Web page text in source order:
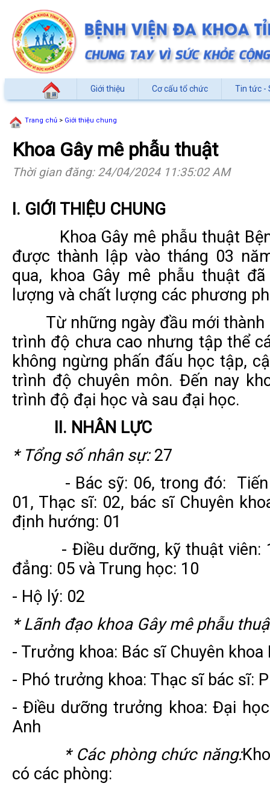
Giới thiệu Cơ cấu tổ chức Tin tức -
Trang chủ > Giới thiệu chung
Khoa Gây mê phẫu thuật
Thời gian đăng: 24/04/2024 11:35:02 AM
I. GIỚI THIỆU CHUNG
Khoa Gây mê phẫu thuật
được thành lập vào tháng 03
qua, khoa Gây mê phẫu thuật
lượng và chất lượng các phương
Từ những ngày đầu mới thành
trình độ chưa cao nhưng tập thể
không ngừng phấn đấu học tập,
trình độ chuyên môn. Đến nay
trình độ đại học và sau đại học.
II. NHÂN LỰC
* Tổng số nhân sự:27
- Bác sỹ: 06, trong đó:
01, Thạc sĩ: 02, bác sĩ Chuyên
định hướng: 01
- Điều dưỡng, kỹ thuật viên:
đẳng: 05 và Trung học: 10
- Hộ lý: 02
* Lãnh đạo khoa Gây mê phẫu
- Trưởng khoa: Bác sĩ Chuyên
- Phó trưởng khoa: Thạc sĩ bác sĩ:
- Điều dưỡng trưởng khoa: Đại
Anh
* Các phòng chức năng:
có các phòng: